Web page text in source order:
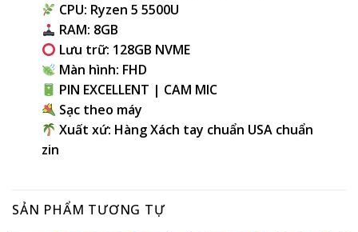
CPU: Ryzen 5 5500U
RAM: 8GB
Lưu trữ: 128GB NVME
Màn hình: FHD
PIN EXCELLENT | CAM MIC
Sạc theo máy
Xuất xứ: Hàng Xách tay chuẩn USA chuẩn
zin
SẢN PHẨM TƯƠNG TỰ